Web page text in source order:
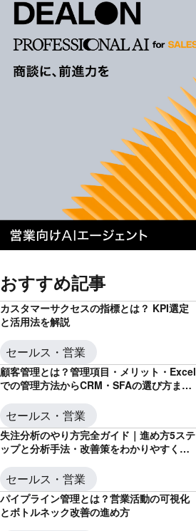
おすすめ記事
カスタマーサクセスの指標とは？ KPI選定
と活用法を解説
セールス・営業
顧客管理とは？管理項目・メリット・Excel
での管理方法からCRM・SFAの選び方まで
セールス・営業
失注分析のやり方完全ガイド｜進め方5ステ
ップと分析手法・改善策をわかりやすく解
セールス・営業
パイプライン管理とは？営業活動の可視化
とボトルネック改善の進め方